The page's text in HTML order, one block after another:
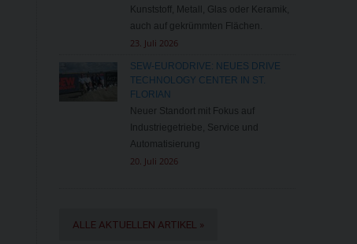
Kunststoff, Metall, Glas oder Keramik,
auch auf gekrümmten Flächen.
23. Juli 2026
SEW-EURODRIVE: NEUES DRIVE
TECHNOLOGY CENTER IN ST.
FLORIAN
Neuer Standort mit Fokus auf
Industriegetriebe, Service und
Automatisierung
20. Juli 2026
ALLE AKTUELLEN ARTIKEL »